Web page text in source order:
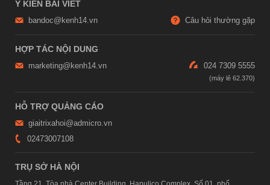
Ý KIẾN BÀI VIẾT
bandoc@kenh14.vn Câu hỏi thường gặp
HỢP TÁC NỘI DUNG
marketing@kenh14.vn 024 7309 5555
HỖ TRỢ QUẢNG CÁO
giaitrixahoi@admicro.vn
02473007108
TRỤ SỞ HÀ NỘI